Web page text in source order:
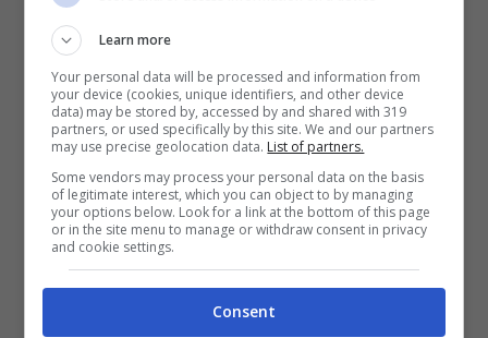
influiscono in modo importante sulla spesa.
Ma di che cosa parliamo?
Energetico Nazionale 2025 ed il bando è
stato pubblicato dal GSE, Gestore dei Servizi
Energetici) ovvero l’ente che ha incaricato il
Ministero dell’Ambiente e della Sicurezza
Energetica.
Ma quali si possono installare? Quelli ad uso
domestico ed è possibile fare la richiesta a
Learn more
Your personal data will be processed and information from
your device (cookies, unique identifiers, and other device
data) may be stored by, accessed by and shared with 319
partners, or used specifically by this site. We and our partners
may use precise geolocation data. List of partners.
Some vendors may process your personal data on the basis
of legitimate interest, which you can object to by managing
your options below. Look for a link at the bottom of this page
or in the site menu to manage or withdraw consent in privacy
and cookie settings.
Consent